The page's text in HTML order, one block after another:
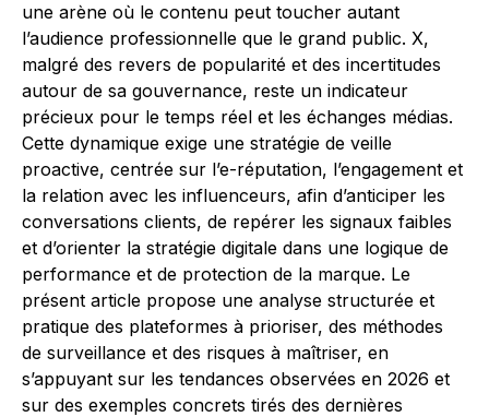
une arène où le contenu peut toucher autant
l’audience professionnelle que le grand public. X,
malgré des revers de popularité et des incertitudes
autour de sa gouvernance, reste un indicateur
précieux pour le temps réel et les échanges médias.
Cette dynamique exige une stratégie de veille
proactive, centrée sur l’e-réputation, l’engagement et
la relation avec les influenceurs, afin d’anticiper les
conversations clients, de repérer les signaux faibles
et d’orienter la stratégie digitale dans une logique de
performance et de protection de la marque. Le
présent article propose une analyse structurée et
pratique des plateformes à prioriser, des méthodes
de surveillance et des risques à maîtriser, en
s’appuyant sur les tendances observées en 2026 et
sur des exemples concrets tirés des dernières